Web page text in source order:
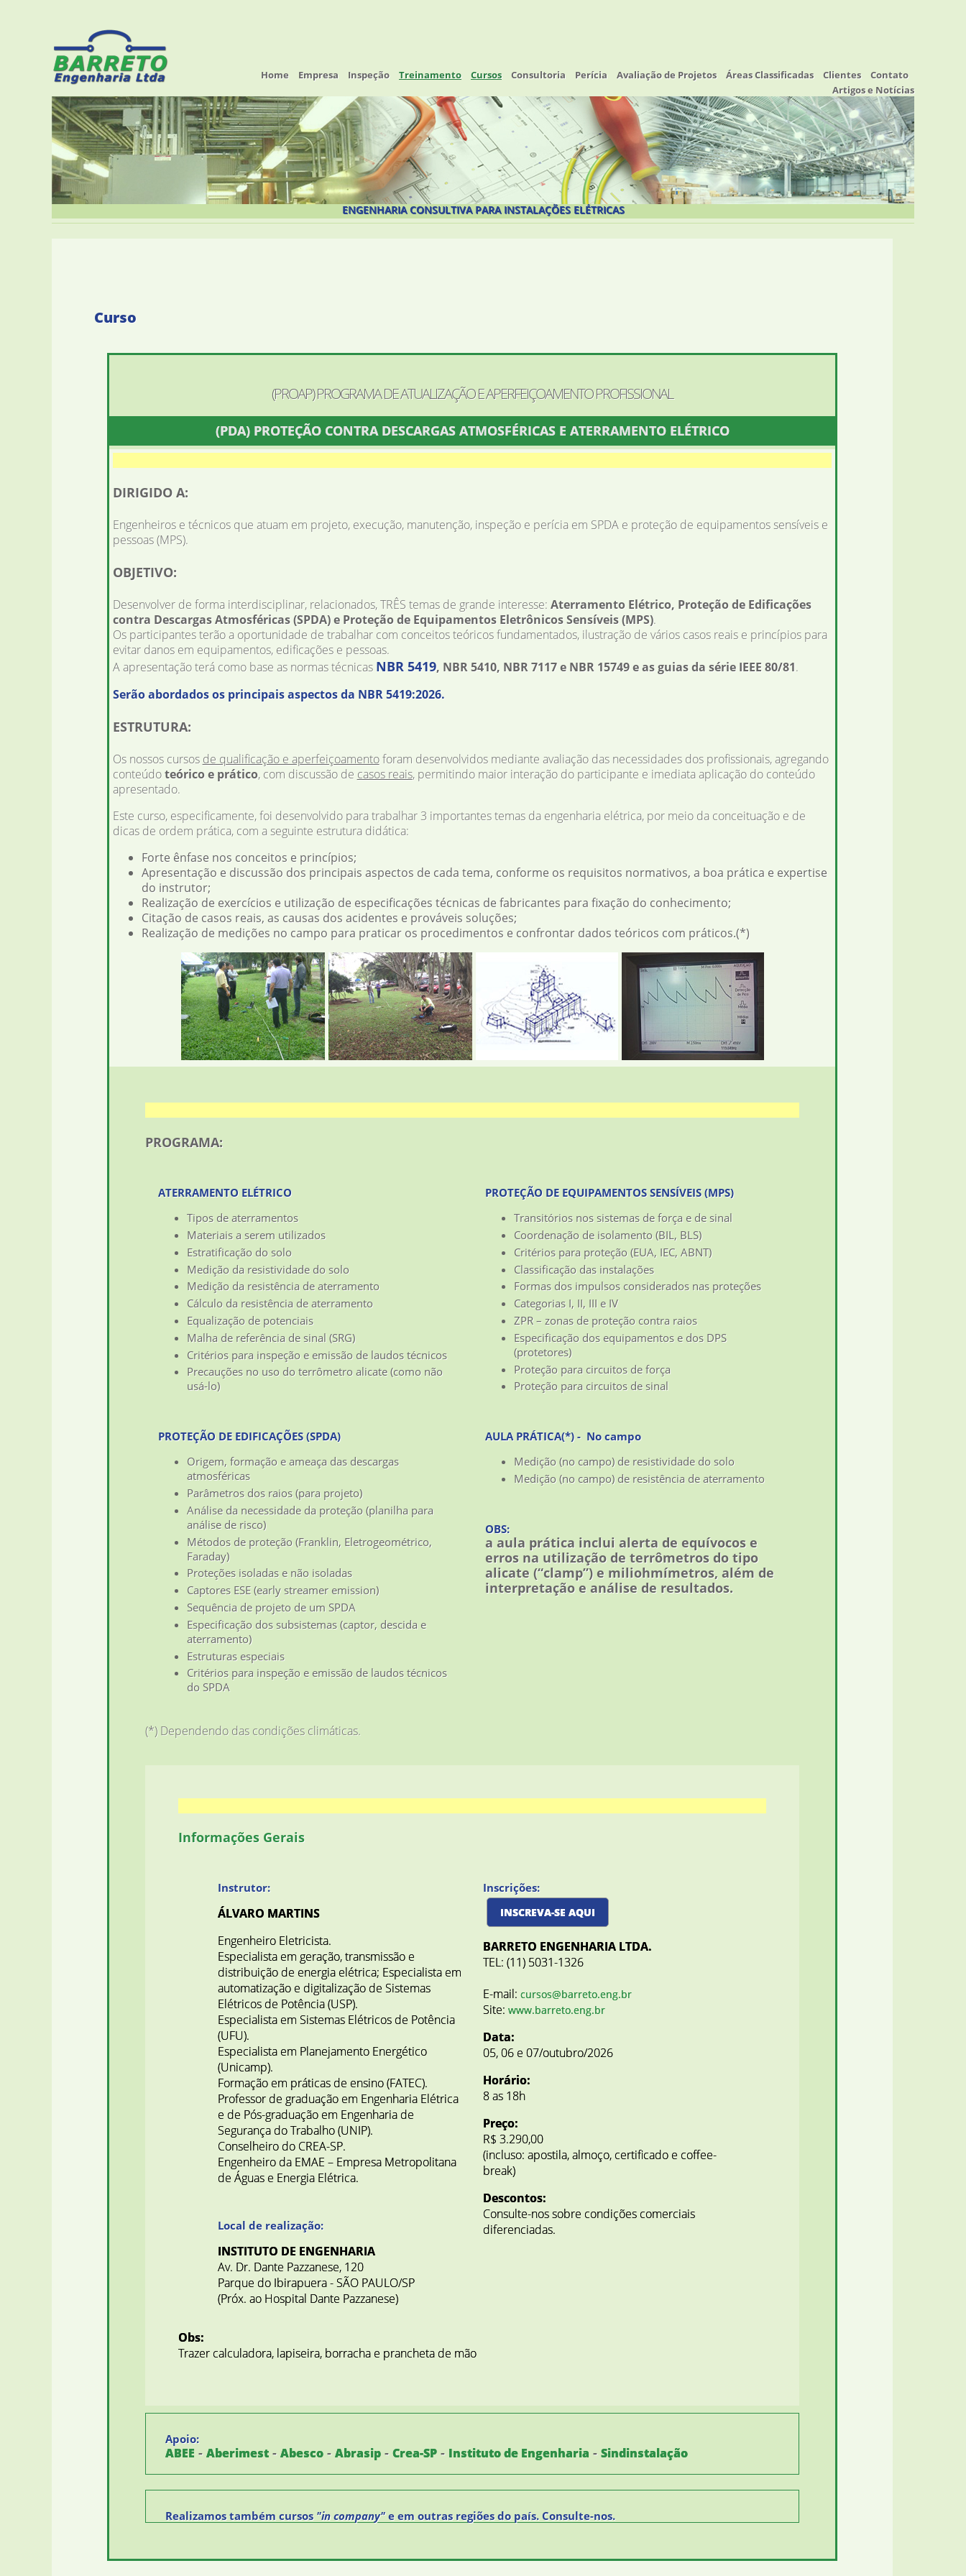
Home Empresa Inspeção Treinamento Cursos Consultoria Perícia Avaliação de Projetos Áreas Classificadas Clientes
Contato
Artigos e Notícias
ENGENHARIA CONSULTIVA PARA INSTALAÇÕES ELÉTRICAS
Curso
(PROAP) PROGRAMA DE ATUALIZAÇÃO E APERFEIÇOAMENTO PROFISSIONAL
(PDA) PROTEÇÃO CONTRA DESCARGAS ATMOSFÉRICAS E ATERRAMENTO ELÉTRICO
DIRIGIDO A:
Engenheiros e técnicos que atuam em projeto, execução, manutenção, inspeção e perícia em SPDA e proteção de equipamentos sensíveis e
pessoas (MPS).
OBJETIVO:
Desenvolver de forma interdisciplinar, relacionados, TRÊS temas de grande interesse: Aterramento Elétrico, Proteção de Edificações
contra Descargas Atmosféricas (SPDA) e Proteção de Equipamentos Eletrônicos Sensíveis (MPS).
Os participantes terão a oportunidade de trabalhar com conceitos teóricos fundamentados, ilustração de vários casos reais e princípios para
evitar danos em equipamentos, edificações e pessoas.
A apresentação terá como base as normas técnicas NBR 5419, NBR 5410, NBR 7117 e NBR 15749 e as guias da série IEEE 80/81.
Serão abordados os principais aspectos da NBR 5419:2026.
ESTRUTURA:
Os nossos cursos de qualificação e aperfeiçoamentoforam desenvolvidos mediante avaliação das necessidades dos profissionais, agregando
conteúdoteórico e prático, com discussão de casos reais, permitindo maior interação do participante e imediata aplicação do conteúdo
apresentado.
Este curso, especificamente, foi desenvolvido para trabalhar 3 importantes temas da engenharia elétrica, por meio da conceituação e de
dicas de ordem prática, com a seguinte estrutura didática:
Forte ênfase nos conceitos e princípios;
Apresentação e discussão dos principais aspectos de cada tema, conforme os requisitos normativos, a boa prática e expertise
do instrutor;
Realização de exercícios e utilização de especificações técnicas de fabricantes para fixação do conhecimento;
Citação de casos reais, as causas dos acidentes e prováveis soluções;
Realização de medições no campo para praticar os procedimentos e confrontar dados teóricos com práticos.(*)
PROGRAMA:
ATERRAMENTO ELÉTRICO
Tipos de aterramentos
Materiais a serem utilizados
Estratificação do solo
Medição da resistividade do solo
Medição da resistência de aterramento
Cálculo da resistência de aterramento
Equalização de potenciais
Malha de referência de sinal (SRG)
Critérios para inspeção e emissão de laudos técnicos
Precauções no uso do terrômetro alicate (como não
usá-lo)
PROTEÇÃO DE EDIFICAÇÕES (SPDA)
Origem, formação e ameaça das descargas
atmosféricas
Parâmetros dos raios (para projeto)
Análise da necessidade da proteção (planilha para
análise de risco)
Métodos de proteção (Franklin, Eletrogeométrico,
Faraday)
Proteções isoladas e não isoladas
Captores ESE (early streamer emission)
Sequência de projeto de um SPDA
Especificação dos subsistemas (captor, descida e
aterramento)
Estruturas especiais
Critérios para inspeção e emissão de laudos técnicos
do SPDA
PROTEÇÃO DE EQUIPAMENTOS SENSÍVEIS (MPS)
Transitórios nos sistemas de força e de sinal
Coordenação de isolamento (BIL, BLS)
Critérios para proteção (EUA, IEC, ABNT)
Classificação das instalações
Formas dos impulsos considerados nas proteções
Categorias I, II, III e IV
ZPR – zonas de proteção contra raios
Especificação dos equipamentos e dos DPS
(protetores)
Proteção para circuitos de força
Proteção para circuitos de sinal
AULA PRÁTICA(*) - No campo
Medição (no campo) de resistividade do solo
Medição (no campo) de resistência de aterramento
OBS:
a aula prática inclui alerta de equívocos e
erros na utilização de terrômetros do tipo
alicate (“clamp”) e miliohmímetros, além de
interpretação e análise de resultados.
(*) Dependendo das condições climáticas.
Informações Gerais
Instrutor:
ÁLVARO MARTINS
Engenheiro Eletricista.
Especialista em geração, transmissão e
distribuição de energia elétrica; Especialista em
automatização e digitalização de Sistemas
Elétricos de Potência (USP).
Especialista em Sistemas Elétricos de Potência
(UFU).
Especialista em Planejamento Energético
(Unicamp).
Formação em práticas de ensino (FATEC).
Professor de graduação em Engenharia Elétrica
e de Pós-graduação em Engenharia de
Segurança do Trabalho (UNIP).
Conselheiro do CREA-SP.
Engenheiro da EMAE – Empresa Metropolitana
de Águas e Energia Elétrica.
Local de realização:
INSTITUTO DE ENGENHARIA
Av. Dr. Dante Pazzanese, 120
Parque do Ibirapuera - SÃO PAULO/SP
(Próx. ao Hospital Dante Pazzanese)
Inscrições:
INSCREVA-SE AQUI
BARRETO ENGENHARIA LTDA.
TEL: (11) 5031-1326
E-mail: cursos@barreto.eng.br
Site: www.barreto.eng.br
Data:
05, 06 e 07/outubro/2026
Horário:
8 as 18h
Preço:
R$ 3.290,00
(incluso: apostila, almoço, certificado e coffee-
break)
Descontos:
Consulte-nos sobre condições comerciais
diferenciadas.
Obs:
Trazer calculadora, lapiseira, borracha e prancheta de mão
Apoio:
ABEE -Aberimest -Abesco -Abrasip -Crea-SP - Instituto de Engenharia -Sindinstalação
Realizamos também cursos "in company"e em outras regiões do país. Consulte-nos.